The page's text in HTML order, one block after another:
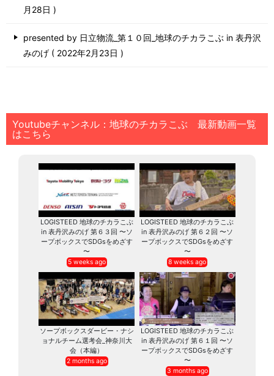
月28日
presented by 日立物流_第１０回_地球のチカラこぶ in 表丹沢
みのげ
2022年2月23日
Youtubeチャンネル：地球のチカラこぶ 最新動画一覧
はこちら
LOGISTEED 地球のチカラこぶ
in 表丹沢みのげ 第６３回 〜ソ
ープボックスでSDGsをめざす
〜
5 weeks ago
LOGISTEED 地球のチカラこぶ
in 表丹沢みのげ 第６２回 〜ソ
ープボックスでSDGsをめざす
〜
8 weeks ago
ソープボックスダービー・ナシ
ョナルチーム選考会_神奈川大
会（本編）
2 months ago
LOGISTEED 地球のチカラこぶ
in 表丹沢みのげ 第６１回 〜ソ
ープボックスでSDGsをめざす
〜
3 months ago